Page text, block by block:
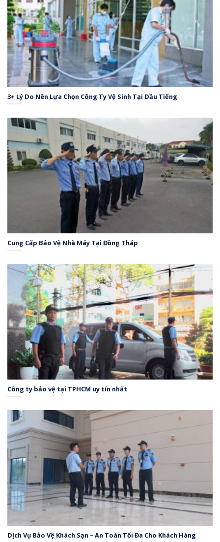
3+ Lý Do Nên Lựa Chọn Công Ty Vệ Sinh Tại Dầu Tiếng
Cung Cấp Bảo Vệ Nhà Máy Tại Đồng Tháp
Công ty bảo vệ tại TPHCM uy tín nhất
Dịch Vụ Bảo Vệ Khách Sạn – An Toàn Tối Đa Cho Khách Hàng